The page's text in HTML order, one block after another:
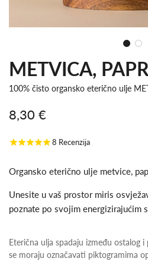
METVICA,
100% čisto organsko eterično ulje
8,30 €
8 Recenzija
Organsko eterično ulje metvice,
Unesite u vaš prostor miris
poznate po svojim energizirajućim
Eterična ulja spadaju između ostalog
se moraju označavati piktogramima